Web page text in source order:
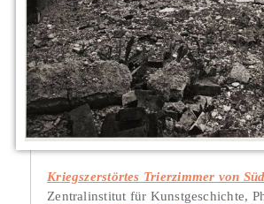
Kriegszerstörtes Trierzimmer von
Zentralinstitut für Kunstgeschichte,